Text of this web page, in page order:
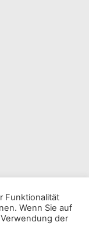
|
Funktionalität
Wenn Sie auf
der